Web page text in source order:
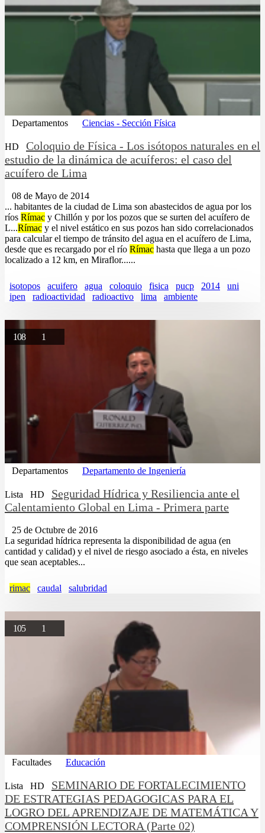
Departamentos Ciencias - Sección Física
HD
Coloquio de Física - Los isótopos naturales en el
estudio de la dinámica de acuíferos: el caso del
acuífero de Lima
08 de Mayo de 2014
... habitantes de la ciudad de Lima son abastecidos de agua por los
ríos Rímac y Chillón y por los pozos que se surten del acuífero de
L...Rímac y el nivel estático en sus pozos han sido correlacionados
para calcular el tiempo de tránsito del agua en el acuífero de Lima,
desde que es recargado por el río Rímac hasta que llega a un pozo
localizado a 12 km, en Miraflor......
isotopos acuifero agua coloquio fisica pucp 2014
uni
ipen
radioactividad radioactivo lima ambiente
108 1
Departamentos Departamento de Ingeniería
Lista HD
Seguridad Hídrica y Resiliencia ante el
Calentamiento Global en Lima - Primera parte
25 de Octubre de 2016
La seguridad hídrica representa la disponibilidad de agua (en
cantidad y calidad) y el nivel de riesgo asociado a ésta, en niveles
que sean aceptables...
rimac caudal salubridad
105 1
Facultades Educación
Lista HD
SEMINARIO DE FORTALECIMIENTO
DE ESTRATEGIAS PEDAGOGICAS PARA EL
LOGRO DEL APRENDIZAJE DE MATEMÁTICA Y
COMPRENSIÓN LECTORA (Parte 02)